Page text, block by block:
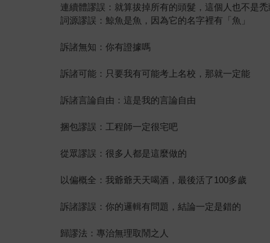
連續體謬誤：就算拔掉所有的頭髮，這個人也不是禿
詞源謬誤：鯨魚是魚，因為它的名字裡有「魚」
訴諸無知：你有證據嗎
訴諸可能：只要我有可能考上名校，那就一定能
訴諸言論自由：這是我的言論自由
捆包謬誤：工程師一定很宅吧
從眾謬誤：很多人都是這麼做的
以偏概全：我爺爺天天喝酒，最後活了100多歲
訴諸謬誤：你的邏輯有問題，結論一定是錯的
歸謬法：專治無理取鬧之人